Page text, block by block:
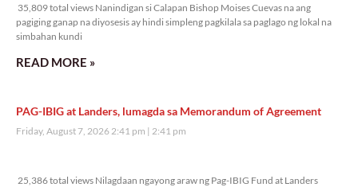
35,809 total views Nanindigan si Calapan Bishop Moises Cuevas na ang
pagiging ganap na diyosesis ay hindi simpleng pagkilala sa paglago ng lokal na
simbahan kundi
READ MORE »
PAG-IBIG at Landers, lumagda sa Memorandum of Agreement
Friday, August 7, 2026 2:41 pm 2:41 pm
25,386 total views Nilagdaan ngayong araw ng Pag-IBIG Fund at Landers